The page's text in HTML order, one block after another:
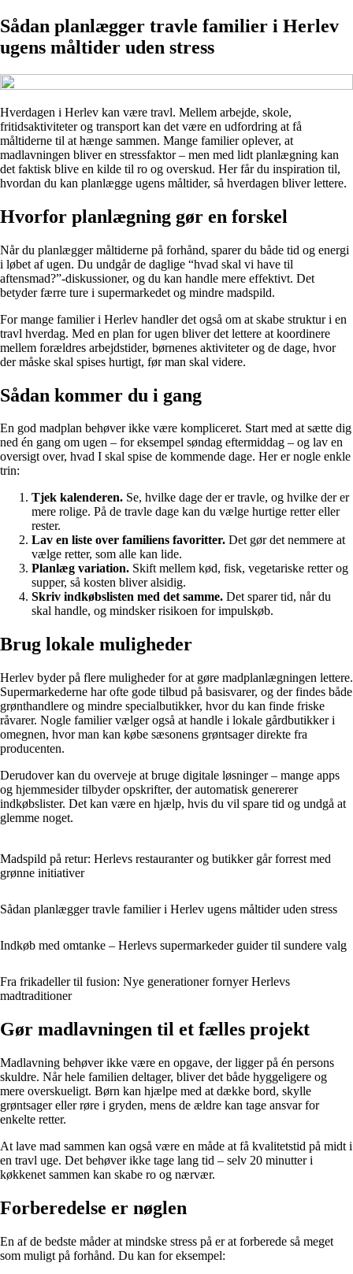
Sådan planlægger travle familier i Herlev
ugens måltider uden stress
Hverdagen i Herlev kan være travl. Mellem arbejde, skole,
fritidsaktiviteter og transport kan det være en udfordring at få
måltiderne til at hænge sammen. Mange familier oplever, at
madlavningen bliver en stressfaktor – men med lidt planlægning kan
det faktisk blive en kilde til ro og overskud. Her får du inspiration til,
hvordan du kan planlægge ugens måltider, så hverdagen bliver lettere.
Hvorfor planlægning gør en forskel
Når du planlægger måltiderne på forhånd, sparer du både tid og energi
i løbet af ugen. Du undgår de daglige “hvad skal vi have til
aftensmad?”-diskussioner, og du kan handle mere effektivt. Det
betyder færre ture i supermarkedet og mindre madspild.
For mange familier i Herlev handler det også om at skabe struktur i en
travl hverdag. Med en plan for ugen bliver det lettere at koordinere
mellem forældres arbejdstider, børnenes aktiviteter og de dage, hvor
der måske skal spises hurtigt, før man skal videre.
Sådan kommer du i gang
En god madplan behøver ikke være kompliceret. Start med at sætte dig
ned én gang om ugen – for eksempel søndag eftermiddag – og lav en
oversigt over, hvad I skal spise de kommende dage. Her er nogle enkle
trin:
Tjek kalenderen. Se, hvilke dage der er travle, og hvilke der er
mere rolige. På de travle dage kan du vælge hurtige retter eller
rester.
Lav en liste over familiens favoritter. Det gør det nemmere at
vælge retter, som alle kan lide.
Planlæg variation. Skift mellem kød, fisk, vegetariske retter og
supper, så kosten bliver alsidig.
Skriv indkøbslisten med det samme. Det sparer tid, når du
skal handle, og mindsker risikoen for impulskøb.
Brug lokale muligheder
Herlev byder på flere muligheder for at gøre madplanlægningen lettere.
Supermarkederne har ofte gode tilbud på basisvarer, og der findes både
grønthandlere og mindre specialbutikker, hvor du kan finde friske
råvarer. Nogle familier vælger også at handle i lokale gårdbutikker i
omegnen, hvor man kan købe sæsonens grøntsager direkte fra
producenten.
Derudover kan du overveje at bruge digitale løsninger – mange apps
og hjemmesider tilbyder opskrifter, der automatisk genererer
indkøbslister. Det kan være en hjælp, hvis du vil spare tid og undgå at
glemme noget.
Madspild på retur: Herlevs restauranter og butikker går forrest med
grønne initiativer
Sådan planlægger travle familier i Herlev ugens måltider uden stress
Indkøb med omtanke – Herlevs supermarkeder guider til sundere valg
Fra frikadeller til fusion: Nye generationer fornyer Herlevs
madtraditioner
Gør madlavningen til et fælles projekt
Madlavning behøver ikke være en opgave, der ligger på én persons
skuldre. Når hele familien deltager, bliver det både hyggeligere og
mere overskueligt. Børn kan hjælpe med at dække bord, skylle
grøntsager eller røre i gryden, mens de ældre kan tage ansvar for
enkelte retter.
At lave mad sammen kan også være en måde at få kvalitetstid på midt i
en travl uge. Det behøver ikke tage lang tid – selv 20 minutter i
køkkenet sammen kan skabe ro og nærvær.
Forberedelse er nøglen
En af de bedste måder at mindske stress på er at forberede så meget
som muligt på forhånd. Du kan for eksempel: